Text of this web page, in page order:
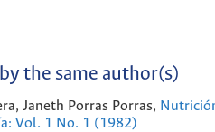
the same author(s)
Janeth Porras Porras,
Vol. 1 No. 1 (1982)